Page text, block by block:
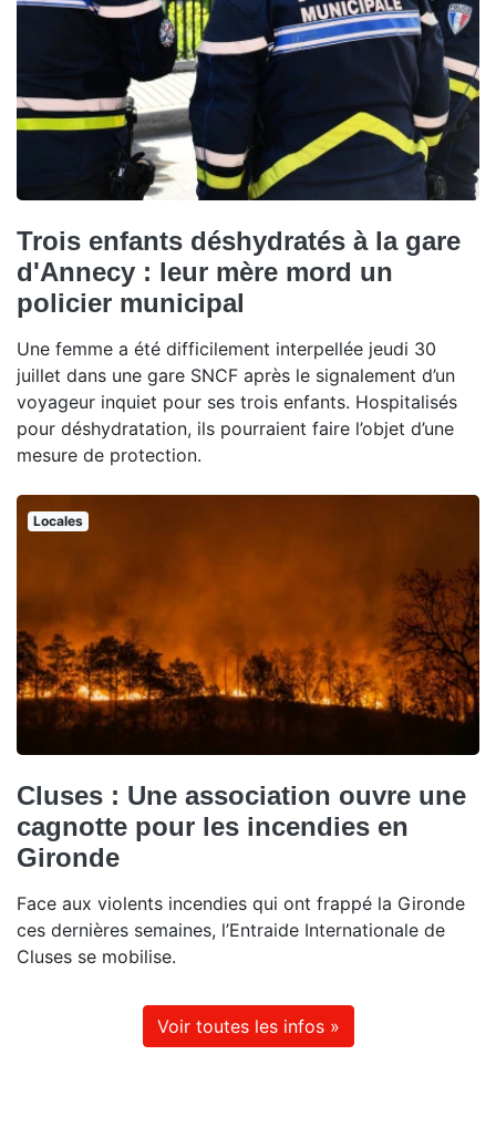
Trois enfants déshydratés à la gare
d'Annecy : leur mère mord un
policier municipal
Une femme a été difficilement interpellée jeudi 30
juillet dans une gare SNCF après le signalement d’un
voyageur inquiet pour ses trois enfants. Hospitalisés
pour déshydratation, ils pourraient faire l’objet d’une
mesure de protection.
Locales
Cluses : Une association ouvre une
cagnotte pour les incendies en
Gironde
Face aux violents incendies qui ont frappé la Gironde
ces dernières semaines, l’Entraide Internationale de
Cluses se mobilise.
Voir toutes les infos »